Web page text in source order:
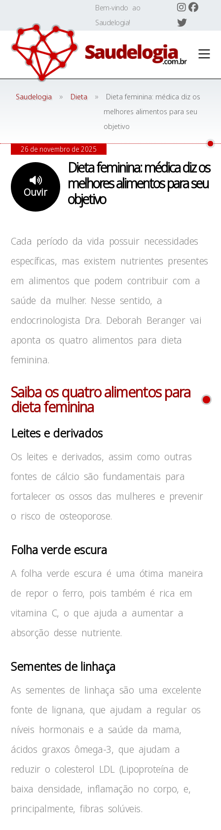
content
Bem-vindo ao
Saudelogia!
Saudelogia » Dieta »
Dieta feminina: médica diz os
melhores alimentos para seu
objetivo
Dieta feminina: médica diz os
melhores alimentos para seu
objetivo
Ouvir
26 de novembro de 2025
Cada período da vida possuir necessidades
específicas, mas existem nutrientes presentes
em alimentos que podem contribuir com a
saúde da mulher. Nesse sentido, a
endocrinologista Dra. Deborah Beranger vai
aponta os quatro alimentos para dieta
feminina.
Saiba os quatro alimentos para
dieta feminina
Leites e derivados
Os leites e derivados, assim como outras
fontes de cálcio são fundamentais para
fortalecer os ossos das mulheres e prevenir
o risco de osteoporose.
Folha verde escura
A folha verde escura é uma ótima maneira
de repor o ferro, pois também é rica em
vitamina C, o que ajuda a aumentar a
absorção desse nutriente.
Sementes de linhaça
As sementes de linhaça são uma excelente
fonte de lignana, que ajudam a regular os
níveis hormonais e a saúde da mama,
ácidos graxos ômega-3, que ajudam a
reduzir o colesterol LDL (Lipoproteína de
baixa densidade, inflamação no corpo, e,
principalmente, fibras solúveis.